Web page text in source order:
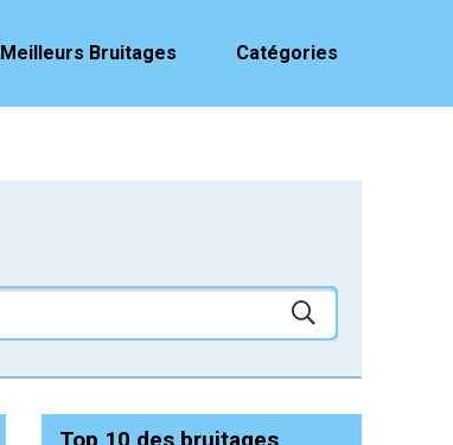
Meilleurs Bruitages Catégories